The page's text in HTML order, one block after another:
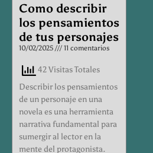
Como describir
los pensamientos
de tus personajes
10/02/2025 11 comentarios
42 Visitas Totales
Describir los pensamientos
de un personaje en una
novela es una herramienta
narrativa fundamental para
sumergir al lector en la
mente del protagonista.